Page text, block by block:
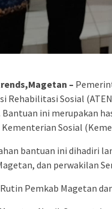
–
Rehabilitasi Sosial
Bantuan ini merupakan
Sosial
bantuan ini dihadiri
dan perwakilan
Pemkab Magetan